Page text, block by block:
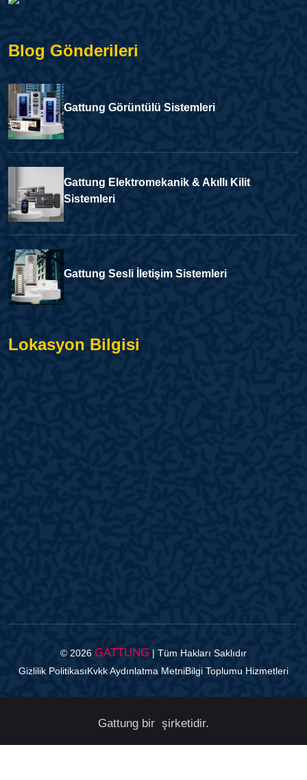
Blog Gönderileri
Gattung Görüntülü Sistemleri
Gattung Elektromekanik & Akıllı Kilit
Sistemleri
Gattung Sesli İletişim Sistemleri
Lokasyon Bilgisi
© 2026 GATTUNG | Tüm Hakları Saklıdır
Gizlilik PolitikasıKvkk Aydınlatma MetniBilgi Toplumu Hizmetleri
Gattung bir şirketidir.